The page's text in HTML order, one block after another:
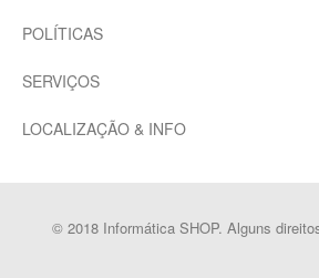
POLÍTICAS
SERVIÇOS
LOCALIZAÇÃO & INFO
© 2018 Informática SHOP. Alguns